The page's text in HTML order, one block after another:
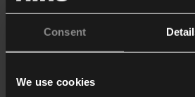
Consent
We use cookies
Met de Niko Home app heb je dan